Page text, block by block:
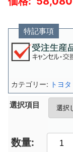
特記事項
選択項目
カテゴリー: トヨ